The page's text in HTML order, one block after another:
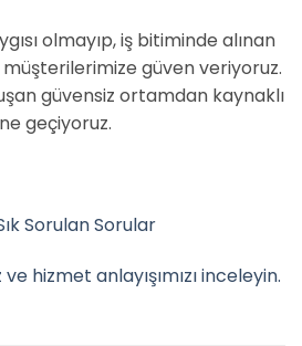
olmayıp, iş bitiminde alınan
güven veriyoruz.
güvensiz ortamdan kaynaklı
geçiyoruz.
Sorulan Sorular
hizmet anlayışımızı inceleyin.